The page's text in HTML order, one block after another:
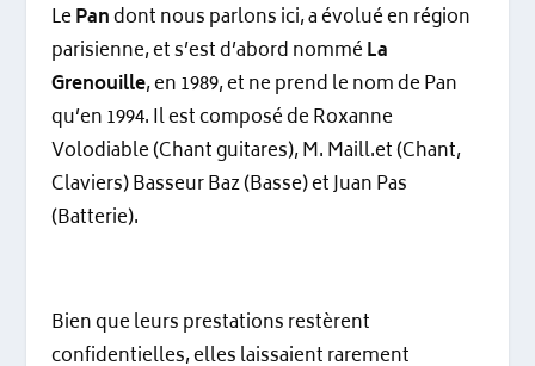
LePandont nous parlons ici, a évolué en région
parisienne, et s’est d’abord nomméLa
Grenouille, en 1989, et ne prend le nom de Pan
qu’en 1994. Il est composé de Roxanne
Volodiable (Chant guitares), M. Maill.et (Chant,
Claviers) Basseur Baz (Basse) et Juan Pas
(Batterie).
Bien que leurs prestations restèrent
confidentielles, elles laissaient rarement